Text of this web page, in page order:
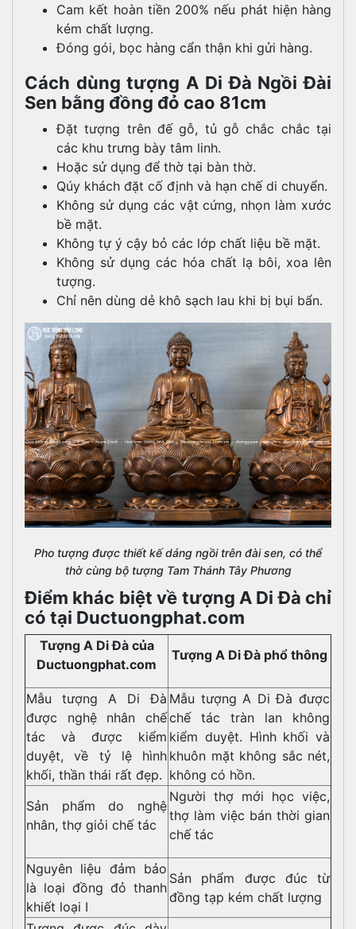
Cam kết hoàn tiền 200% nếu phát hiện hàng
kém chất lượng.
Đóng gói, bọc hàng cẩn thận khi gửi hàng.
Cách dùng tượng A Di Đà Ngồi Đài
Sen bằng đồng đỏ cao 81cm
Đặt tượng trên đế gỗ, tủ gỗ chắc chắc tại
các khu trưng bày tâm linh.
Hoặc sử dụng để thờ tại bàn thờ.
Qúy khách đặt cố định và hạn chế di chuyển.
Không sử dụng các vật cứng, nhọn làm xước
bề mặt.
Không tự ý cậy bỏ các lớp chất liệu bề mặt.
Không sử dụng các hóa chất lạ bôi, xoa lên
tượng.
Chỉ nên dùng dẻ khô sạch lau khi bị bụi bẩn.
Pho tượng được thiết kế dáng ngồi trên đài sen, có thể
thờ cùng bộ tượng Tam Thánh Tây Phương
Điểm khác biệt về tượng A Di Đà chỉ
có tại Ductuongphat.com
Tượng A Di Đà của
Ductuongphat.com
Tượng A Di Đà phổ thông
Mẫu tượng A Di Đà
được nghệ nhân chế
tác và được kiểm
duyệt, về tỷ lệ hình
khối, thần thái rất đẹp.
Mẫu tượng A Di Đà được
chế tác tràn lan không
kiểm duyệt. Hình khối và
khuôn mặt không sắc nét,
không có hồn.
Sản phẩm do nghệ
nhân, thợ giỏi chế tác
Người thợ mới học việc,
thợ làm việc bán thời gian
chế tác
Nguyên liệu đảm bảo
là loại đồng đỏ thanh
khiết loại I
Sản phẩm được đúc từ
đồng tạp kém chất lượng